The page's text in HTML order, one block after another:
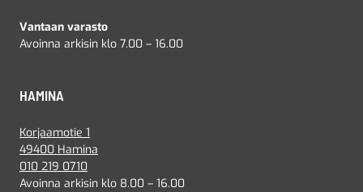
Vantaan varasto
Avoinna arkisin klo 7.00 – 16.00
HAMINA
Korjaamotie 1
49400 Hamina
010 219 0710
Avoinna arkisin klo 8.00 – 16.00